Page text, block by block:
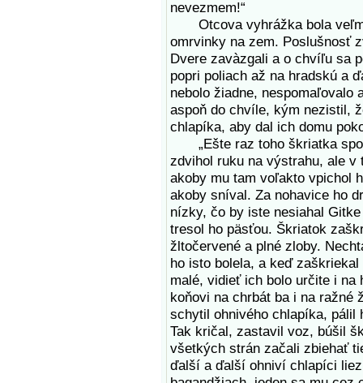
nevezmem!“
Otcova vyhrážka bola
omrvinky na zem. Poslušnosť
Dvere zavàzgali a o chvíľu sa
popri poliach až na hradskú a
nebolo žiadne, nespomaľovalo
aspoň do chvíle, kým nezistil,
chlapíka, aby dal ich domu
„Ešte raz toho škriatka
zdvihol ruku na výstrahu, ale
akoby mu tam voľakto vpichol
akoby sníval. Za nohavice ho
nízky, čo by iste nesiahal
tresol ho päsťou. Škriatok
žltočervené a plné zloby.
ho isto bolela, a keď
malé, vidieť ich bolo určite i na
koňovi na chrbát ba i na
schytil ohnivého chlapíka, pálil
Tak kričal, zastavil voz, búšil
všetkých strán začali zbiehať
ďalší a ďalší ohniví chlapíci